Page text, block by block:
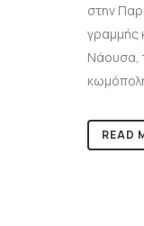
στην
γραμμής
Νάουσα,
READ